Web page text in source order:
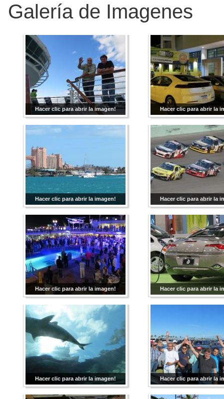
Galería de Imagenes
Hacer clic para abrir la imagen! Hacer clic para abrir la
Hacer clic para abrir la imagen! Hacer clic para abrir la
Hacer clic para abrir la imagen! Hacer clic para abrir la
Hacer clic para abrir la imagen! Hacer clic para abrir la